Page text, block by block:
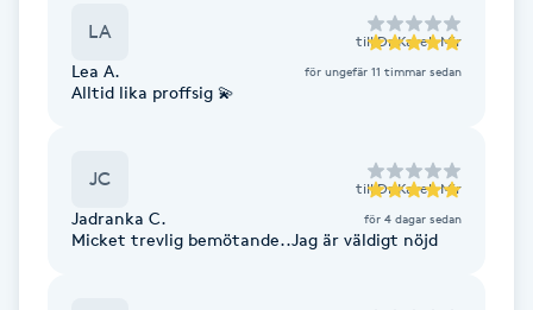
Hudföryngring
Huduppstramning
LA till Dr Kaveh Mir
Lea A. för ungefär 11 timmar sedan
Alltid lika proffsig 💫
JC till Dr Kaveh Mir
Jadranka C. för 4 dagar sedan
Micket trevlig bemötande..Jag är väldigt nöjd